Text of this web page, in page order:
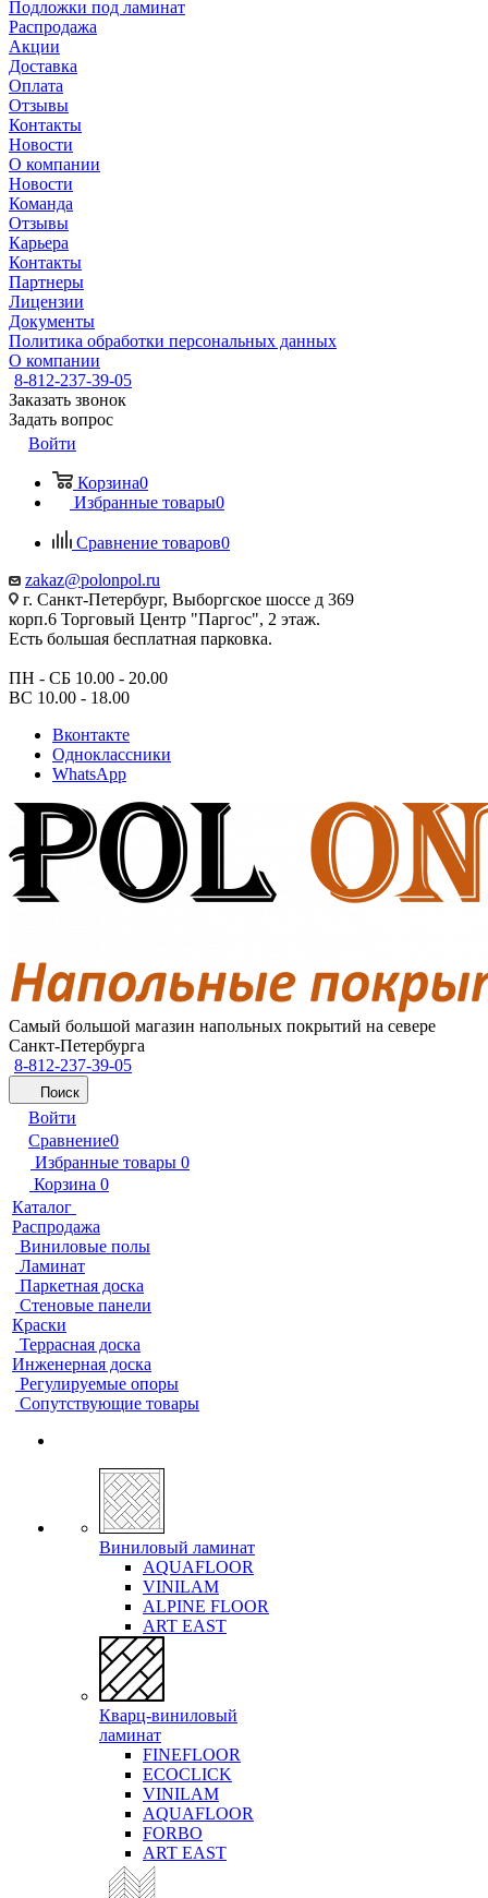
Подложки под ламинат
Распродажа
Акции
Доставка
Оплата
Отзывы
Контакты
Новости
О компании
Новости
Команда
Отзывы
Карьера
Контакты
Партнеры
Лицензии
Документы
Политика обработки персональных данных
О компании
8-812-237-39-05
Заказать звонок
Задать вопрос
Войти
Корзина0
Избранные товары0
Сравнение товаров0
zakaz@polonpol.ru
г. Санкт-Петербург, Выборгское шоссе д 369
корп.6 Торговый Центр "Паргос", 2 этаж.
Есть большая бесплатная парковка.
ПН - СБ 10.00 - 20.00
ВС 10.00 - 18.00
Вконтакте
Одноклассники
WhatsApp
Самый большой магазин напольных покрытий на севере
Санкт-Петербурга
8-812-237-39-05
Поиск
Войти
Сравнение0
Избранные товары 0
Корзина 0
Каталог
Распродажа
Виниловые полы
Ламинат
Паркетная доска
Стеновые панели
Краски
Террасная доска
Инженерная доска
Регулируемые опоры
Сопутствующие товары
Виниловый ламинат
AQUAFLOOR
VINILAM
ALPINE FLOOR
ART EAST
Кварц-виниловый
ламинат
FINEFLOOR
ECOCLICK
VINILAM
AQUAFLOOR
FORBO
ART EAST